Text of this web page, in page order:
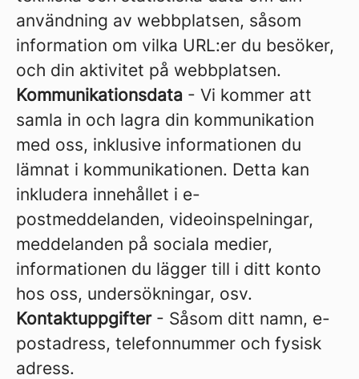
användning av webbplatsen, såsom
information om vilka URL:er du besöker,
och din aktivitet på webbplatsen.
Kommunikationsdata - Vi kommer att
samla in och lagra din kommunikation
med oss, inklusive informationen du
lämnat i kommunikationen. Detta kan
inkludera innehållet i e-
postmeddelanden, videoinspelningar,
meddelanden på sociala medier,
informationen du lägger till i ditt konto
hos oss, undersökningar, osv.
Kontaktuppgifter- Såsom ditt namn, e-
postadress, telefonnummer och fysisk
adress.